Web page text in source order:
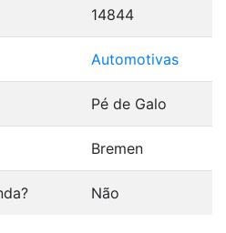
14844
Automotivas
Pé de Galo
Bremen
Não